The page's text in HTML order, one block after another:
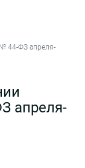
44-ФЗ апреля-
апреля-